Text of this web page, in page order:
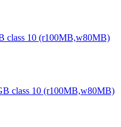
class 10 (r100MB,w80MB)
class 10 (r100MB,w80MB)